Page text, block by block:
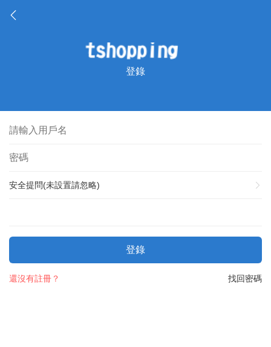
登錄
安全提問(未設置請忽略)
登錄
找回密碼
還沒有註冊？